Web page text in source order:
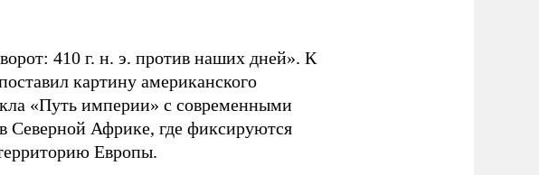
410 г. н. э. против наших дней». К
картину американского
«Путь империи» с современными
Северной Африке, где фиксируются
Европы.